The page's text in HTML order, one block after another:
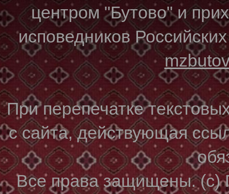
центром "Бутово" и
исповедников
При перепечатке
с сайта, действующая
Все права защищены. (с)